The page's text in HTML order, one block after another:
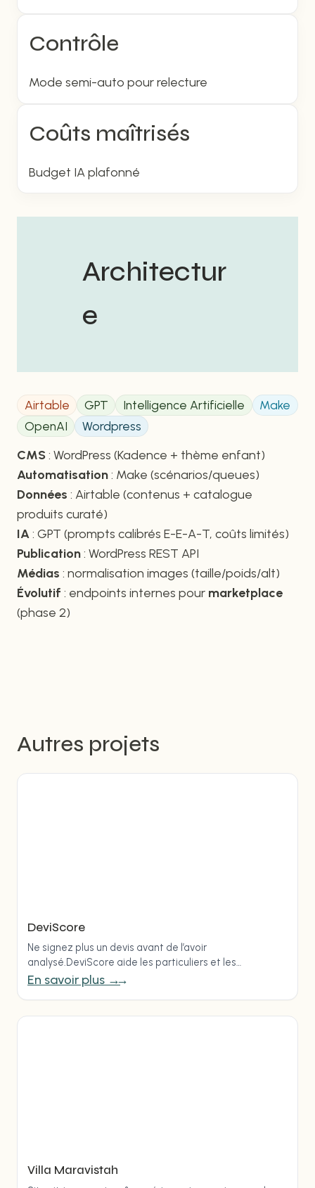
Contrôle
Mode semi-auto pour relecture
Coûts maîtrisés
Budget IA plafonné
Architectur
e
Airtable GPT Intelligence Artificielle
Make
OpenAI
Wordpress
CMS: WordPress (Kadence + thème enfant)
Automatisation: Make (scénarios/queues)
Données : Airtable (contenus + catalogue
produits curaté)
IA: GPT (prompts calibrés E-E-A-T, coûts limités)
Publication: WordPress REST API
Médias : normalisation images (taille/poids/alt)
Évolutif : endpoints internes pour marketplace
(phase 2)
Autres projets
DeviScore
Ne signez plus un devis avant de l’avoir
analysé.DeviScore aide les particuliers et les
professionnels à analyser un devis et à comparer 2 à…
En savoir plus →
Villa Maravistah